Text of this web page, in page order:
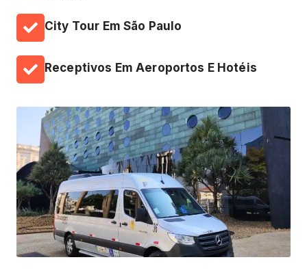
City Tour Em São Paulo
Receptivos Em Aeroportos E Hotéis